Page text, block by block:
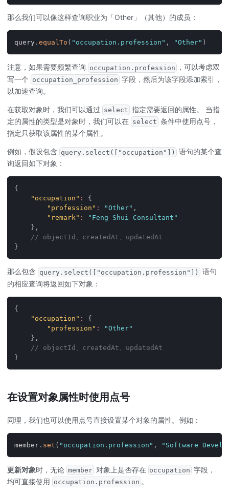
那么我们可以像这样查询职业为「Other」（其他）的成员：
query . equalTo ( "occupation.profession" , "Other" )
注意，如果需要频繁查询 occupation.profession ，可以考虑双
写一个 occupation_profession 字段，然后为该字段添加索引，
以加速查询。
在获取对象时，我们可以通过 select 指定需要返回的属性。 当指
定的属性的类型是对象时，我们可以在 select 条件中使用点号，
指定只获取该属性的某个属性。
例如，假设包含 query.select(["occupation"]) 语句的某个查
询返回如下对象：
{
"occupation" :
{
"profession" : "Other" ,
"remark" :
"Feng Shui Consultant"
} ,
// objectId、createdAt、updatedAt
}
那么包含 query.select(["occupation.profession"]) 语句
的相应查询将返回如下对象：
{
"occupation" :
{
"profession" :
"Other"
} ,
// objectId、createdAt、updatedAt
}
在设置对象属性时使用点号
同理，我们也可以使用点号直接设置某个对象的属性。例如：
member . set ( "occupation.profession" , "Software
更新对象时，无论 member 对象上是否存在 occupation 字段，
均可直接使用 occupation.profession 。